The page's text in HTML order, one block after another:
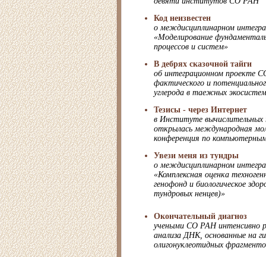
Код неизвестен
о междисциплинарном
«Моделирование
процессов и систем»
В дебрях сказочной тайги
об интеграционном проекте
фактического и
углерода в таежных
Тезисы - через Интернет
в Институте
открылась международная
конференция по
Увези меня из тундры
о междисциплинарном
«Комплексная оценка
генофонд и биологическое
тундровых ненцев)»
Окончательный диагноз
учеными СО РАН интенсивно
анализа ДНК, основанные на
олигонуклеотидных